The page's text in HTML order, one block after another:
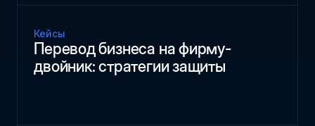
Кейсы
Перевод бизнеса на фирму-
двойник: стратегии защиты